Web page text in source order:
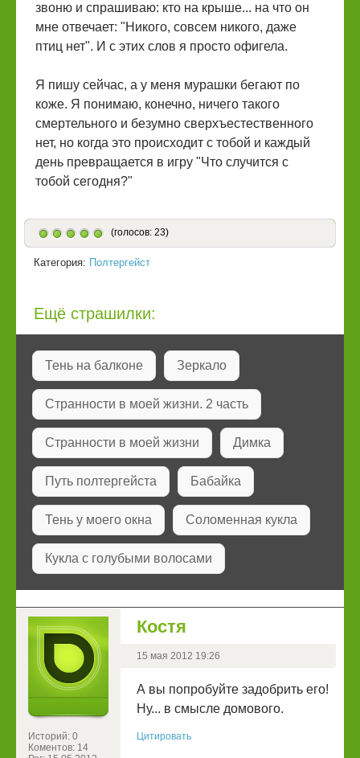
звоню и спрашиваю: кто на крыше... на что он
мне отвечает: "Никого, совсем никого, даже
птиц нет". И с этих слов я просто офигела.
Я пишу сейчас, а у меня мурашки бегают по
коже. Я понимаю, конечно, ничего такого
смертельного и безумно сверхъестественного
нет, но когда это происходит с тобой и каждый
день превращается в игру "Что случится с
тобой сегодня?"
(голосов: 23)
Категория: Полтергейст
Ещё страшилки:
Тень на балконе Зеркало
Странности в моей жизни. 2 часть
Странности в моей жизни Димка
Путь полтергейста Бабайка
Тень у моего окна Соломенная кукла
Кукла с голубыми волосами
Историй: 0
Коментов: 14
Костя
15 мая 2012 19:26
А вы попробуйте задобрить его!
Ну... в смысле домового.
Цитировать